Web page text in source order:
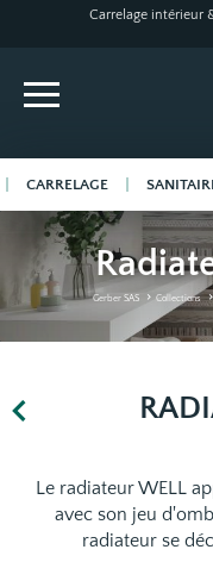
Carrelage intérieur
CARRELAGE
Gerber SAS Collections
Le radiateur WELL
avec son jeu
radiateur se